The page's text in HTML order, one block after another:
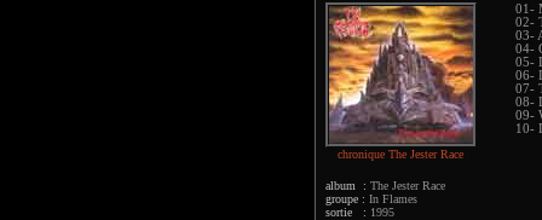
chronique The Jester Race
album : The Jester Race
groupe : In Flames
sortie : 1995
01-
02-
03-
04-
05-
06-
07-
08-
09-
10-